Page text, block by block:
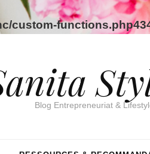
custom-functions.php
Blog Entrepreneuriat &